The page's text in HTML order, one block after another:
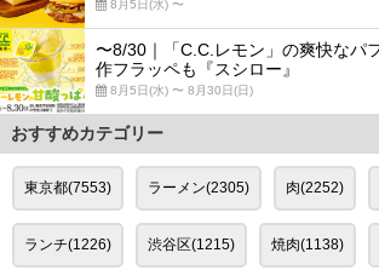
8月5日(水) 〜
〜8/30｜「C.C.レモン」の爽快なパ
作フラッペも『スシロー』
8月5日(水) 〜 8月30日(日)
おすすめカテゴリー
東京都(7553) ラーメン(2305) 肉(2252)
ランチ(1226) 渋谷区(1215) 焼肉(1138)